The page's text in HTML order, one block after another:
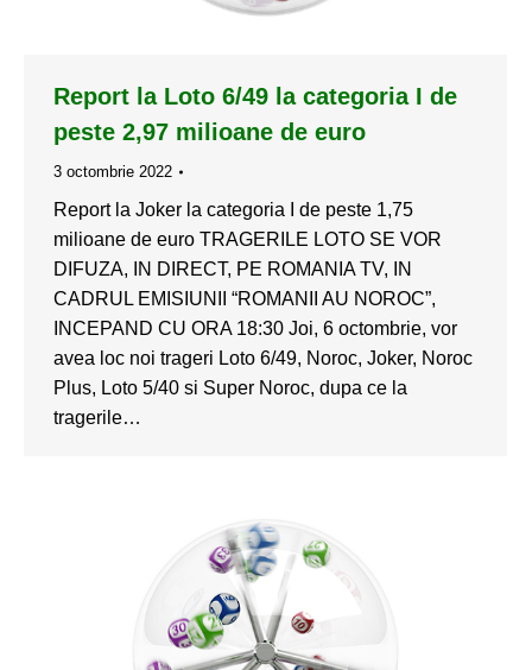
Report la Loto 6/49 la categoria I de
peste 2,97 milioane de euro
3 octombrie 2022
Report la Joker la categoria I de peste 1,75
milioane de euro TRAGERILE LOTO SE VOR
DIFUZA, IN DIRECT, PE ROMANIA TV, IN
CADRUL EMISIUNII “ROMANII AU NOROC”,
INCEPAND CU ORA 18:30 Joi, 6 octombrie, vor
avea loc noi trageri Loto 6/49, Noroc, Joker, Noroc
Plus, Loto 5/40 si Super Noroc, dupa ce la
tragerile…